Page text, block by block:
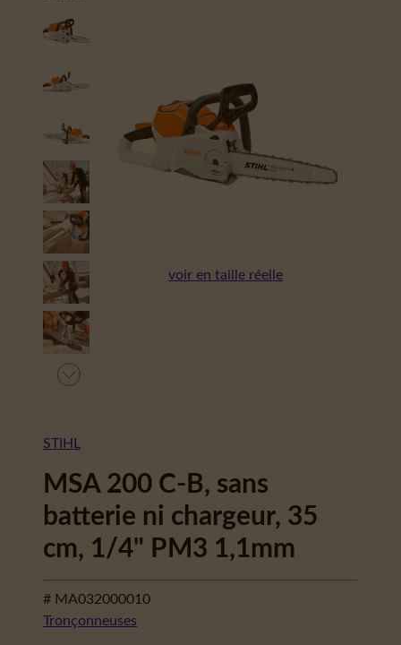
voir en taille réelle
STIHL
MSA 200 C-B, sans
batterie ni chargeur, 35
cm, 1/4" PM3 1,1mm
# MA032000010
Tronçonneuses